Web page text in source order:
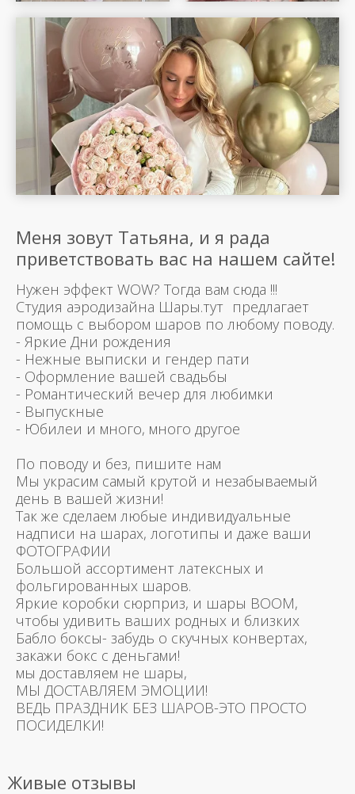
Меня зовут Татьяна, и я рада
приветствовать вас на нашем сайте!
Нужен эффект WOW? Тогда вам сюда !!!
Студия аэродизайна Шары.тут предлагает
помощь с выбором шаров по любому поводу.
- Яркие Дни рождения
- Нежные выписки и гендер пати
- Оформление вашей свадьбы
- Романтический вечер для любимки
- Выпускные
- Юбилеи и много, много другое
По поводу и без, пишите нам
Мы украсим самый крутой и незабываемый
день в вашей жизни!
Так же сделаем любые индивидуальные
надписи на шарах, логотипы и даже ваши
ФОТОГРАФИИ
Большой ассортимент латексных и
фольгированных шаров.
Яркие коробки сюрприз, и шары BOOM,
чтобы удивить ваших родных и близких
Бабло боксы- забудь о скучных конвертах,
закажи бокс с деньгами!
мы доставляем не шары,
МЫ ДОСТАВЛЯЕМ ЭМОЦИИ!
ВЕДЬ ПРАЗДНИК БЕЗ ШАРОВ-ЭТО ПРОСТО
ПОСИДЕЛКИ!
Живые отзывы